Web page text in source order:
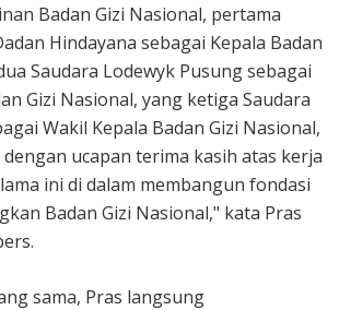
Badan Gizi Nasional, pertama
Hindayana sebagai Kepala Badan
Saudara Lodewyk Pusung sebagai
Gizi Nasional, yang ketiga Saudara
Wakil Kepala Badan Gizi Nasional,
ucapan terima kasih atas kerja
ini di dalam membangun fondasi
Badan Gizi Nasional," kata Pras
sama, Pras langsung